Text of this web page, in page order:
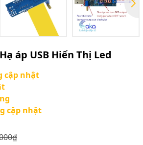
áp USB Hiển Thị Led
cập nhật
cập nhật